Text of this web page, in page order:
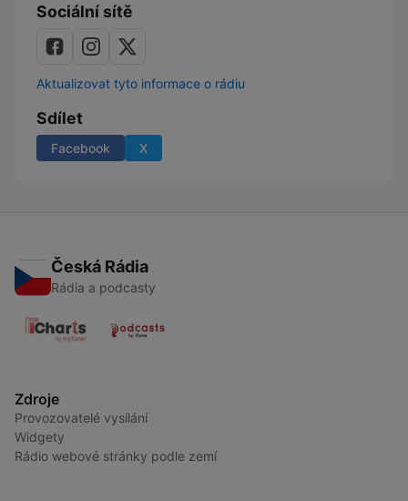
Sociální sítě
Aktualizovat tyto informace o rádiu
Sdílet
Facebook X
Česká Rádia
Rádia a podcasty
Zdroje
Provozovatelé vysílání
Widgety
Rádio webové stránky podle zemí